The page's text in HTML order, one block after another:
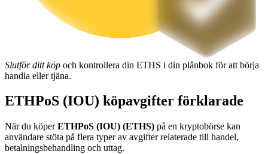
Launchpool
Slutför ditt köp och kontrollera din ETHS i din plånbok för att börja
handla eller tjäna.
ETHPoS (IOU) köpavgifter förklarade
När du köperETHPoS (IOU) (ETHS) på en kryptobörse kan
användare stöta på flera typer av avgifter relaterade till handel,
betalningsbehandling och uttag.